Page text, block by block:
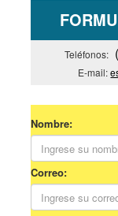
Teléfonos:
E-mail: